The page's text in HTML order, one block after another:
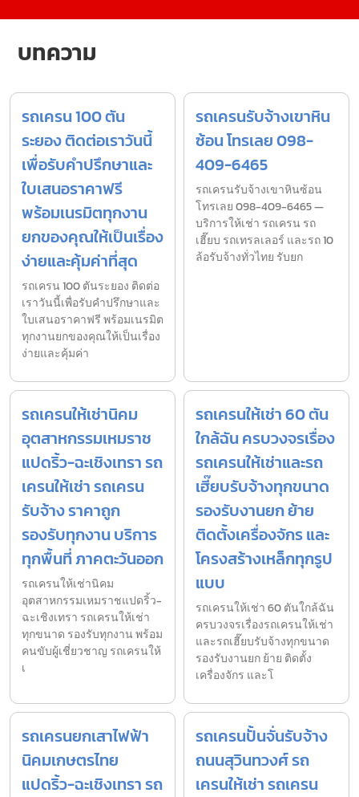
บทความ
รถเครน 100 ตัน
ระยอง ติดต่อเราวันนี้
เพื่อรับคำปรึกษาและ
ใบเสนอราคาฟรี
พร้อมเนรมิตทุกงาน
ยกของคุณให้เป็นเรื่อง
ง่ายและคุ้มค่าที่สุด
รถเครน 100 ตันระยอง ติดต่อ
เราวันนี้เพื่อรับคำปรึกษาและ
ใบเสนอราคาฟรี พร้อมเนรมิต
ทุกงานยกของคุณให้เป็นเรื่อง
ง่ายและคุ้มค่า
รถเครนรับจ้างเขาหิน
ซ้อน โทรเลย 098-
409-6465
รถเครนรับจ้างเขาหินซ้อน
โทรเลย 098-409-6465 —
บริการให้เช่า รถเครน รถ
เฮี๊ยบ รถเทรลเลอร์ และรถ 10
ล้อรับจ้างทั่วไทย รับยก
รถเครนให้เช่านิคม
อุตสาหกรรมเหมราช
แปดริ้ว-ฉะเชิงเทรา รถ
เครนให้เช่า รถเครน
รับจ้าง ราคาถูก
รองรับทุกงาน บริการ
ทุกพื้นที่ ภาคตะวันออก
รถเครนให้เช่านิคม
อุตสาหกรรมเหมราชแปดริ้ว-
ฉะเชิงเทรา รถเครนให้เช่า
ทุกขนาด รองรับทุกงาน พร้อม
คนขับผู้เชี่ยวชาญ รถเครนให้
เ
รถเครนให้เช่า 60 ตัน
ใกล้ฉัน ครบวงจรเรื่อง
รถเครนให้เช่าและรถ
เฮี๊ยบรับจ้างทุกขนาด
รองรับงานยก ย้าย
ติดตั้งเครื่องจักร และ
โครงสร้างเหล็กทุกรูป
แบบ
รถเครนให้เช่า 60 ตันใกล้ฉัน
ครบวงจรเรื่องรถเครนให้เช่า
และรถเฮี๊ยบรับจ้างทุกขนาด
รองรับงานยก ย้าย ติดตั้ง
เครื่องจักร และโ
รถเครนยกเสาไฟฟ้า
นิคมเกษตรไทย
แปดริ้ว-ฉะเชิงเทรา รถ
รถเครนปั้นจั่นรับจ้าง
ถนนสุวินทวงศ์ รถ
เครนให้เช่า รถเครน